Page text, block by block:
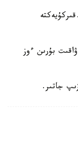
جەتەكشىلىك ەتەتىن قازاقستان ۇلتتىق قۇراماسى العاشقى رەسمي ماتچىن 26 -قىركۇيەكتە
بۇرىن ءوز
جاتىر.